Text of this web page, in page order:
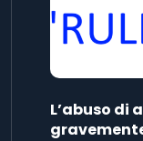
L’abuso di